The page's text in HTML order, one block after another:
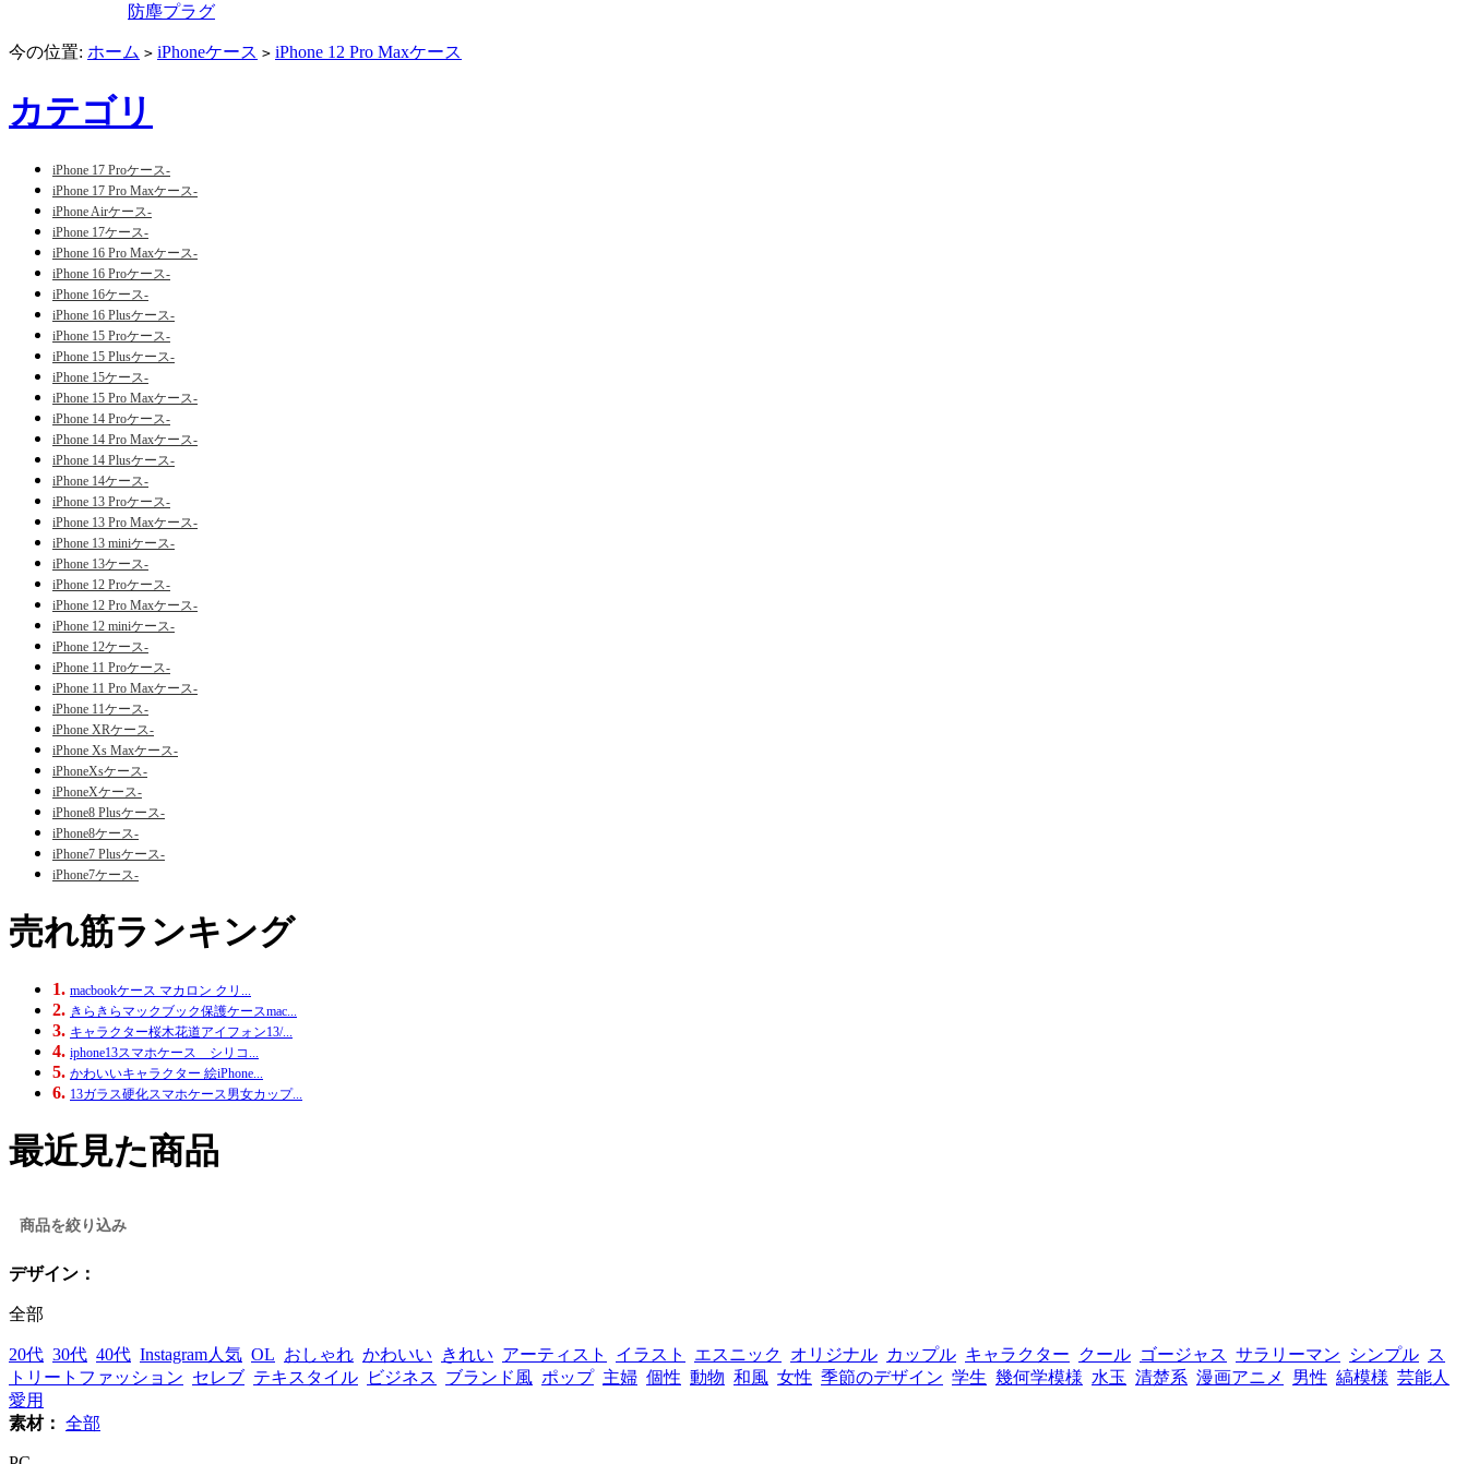
防塵プラグ
今の位置: ホーム > iPhoneケース > iPhone 12 Pro Maxケース
カテゴリ
iPhone 17 Proケース-
iPhone 17 Pro Maxケース-
iPhone Airケース-
iPhone 17ケース-
iPhone 16 Pro Maxケース-
iPhone 16 Proケース-
iPhone 16ケース-
iPhone 16 Plusケース-
iPhone 15 Proケース-
iPhone 15 Plusケース-
iPhone 15ケース-
iPhone 15 Pro Maxケース-
iPhone 14 Proケース-
iPhone 14 Pro Maxケース-
iPhone 14 Plusケース-
iPhone 14ケース-
iPhone 13 Proケース-
iPhone 13 Pro Maxケース-
iPhone 13 miniケース-
iPhone 13ケース-
iPhone 12 Proケース-
iPhone 12 Pro Maxケース-
iPhone 12 miniケース-
iPhone 12ケース-
iPhone 11 Proケース-
iPhone 11 Pro Maxケース-
iPhone 11ケース-
iPhone XRケース-
iPhone Xs Maxケース-
iPhoneXsケース-
iPhoneXケース-
iPhone8 Plusケース-
iPhone8ケース-
iPhone7 Plusケース-
iPhone7ケース-
売れ筋ランキング
1. macbookケース マカロン クリ...
2. きらきらマックブック保護ケースmac...
3. キャラクター桜木花道アイフォン13/...
4. iphone13スマホケース シリコ...
5. かわいいキャラクター 絵iPhone...
6. 13ガラス硬化スマホケース男女カップ...
最近見た商品
商品を絞り込み
デザイン：
全部
20代 30代 40代 Instagram人気 OL おしゃれ かわいい きれい アーティスト イラスト エスニック オリジナル カップル キャラクター クール ゴージャス サラリーマン シンプル ス
トリートファッション セレブ テキスタイル ビジネス ブランド風 ポップ 主婦 個性 動物 和風 女性 季節のデザイン 学生 幾何学模様 水玉 清楚系 漫画アニメ 男性 縞模様 芸能人
愛用
素材： 全部